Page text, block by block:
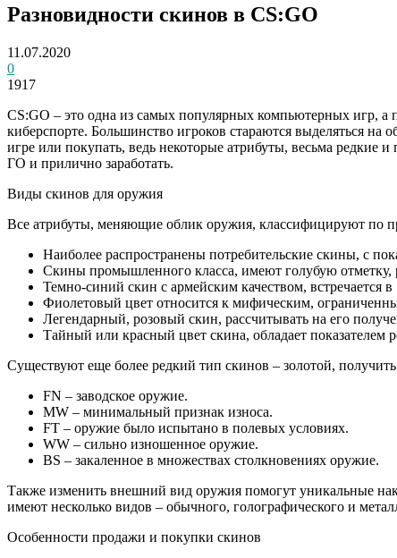
Разновидности скинов в CS:GO
11.07.2020
0
1917
CS:GO – это одна из самых популярных компьютерных игр,
киберспорте. Большинство игроков стараются выделяться
игре или покупать, ведь некоторые атрибуты, весьма редкие
ГО и прилично заработать.
Виды скинов для оружия
Все атрибуты, меняющие облик оружия, классифицируют по
Наиболее распространены потребительские скины, с
Скины промышленного класса, имеют голубую отметку,
Темно-синий скин с армейским качеством, встречается в
Фиолетовый цвет относится к мифическим,
Легендарный, розовый скин, рассчитывать на его
Тайный или красный цвет скина, обладает показателем
Существуют еще более редкий тип скинов – золотой,
FN – заводское оружие.
MW – минимальный признак износа.
FT – оружие было испытано в полевых условиях.
WW – сильно изношенное оружие.
BS – закаленное в множествах столкновениях оружие.
Также изменить внешний вид оружия помогут уникальные
имеют несколько видов – обычного, голографического и
Особенности продажи и покупки скинов